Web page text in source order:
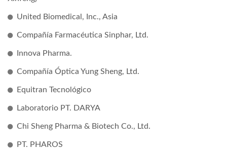
United Biomedical, Inc., Asia
Compañía Farmacéutica Sinphar, Ltd.
Innova Pharma.
Compañía Óptica Yung Sheng, Ltd.
Equitran Tecnológico
Laboratorio PT. DARYA
Chi Sheng Pharma & Biotech Co., Ltd.
PT. PHAROS